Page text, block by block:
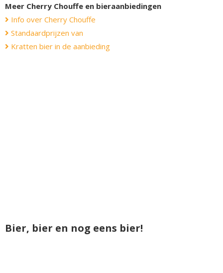
Meer Cherry Chouffe en bieraanbiedingen
Info over Cherry Chouffe
Standaardprijzen van
Kratten bier in de aanbieding
Bier, bier en nog eens bier!